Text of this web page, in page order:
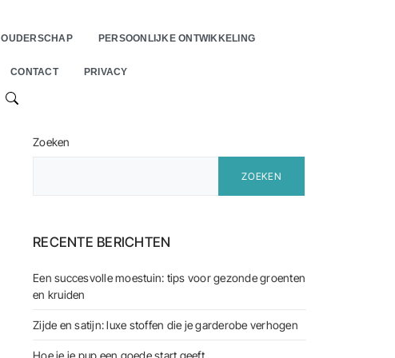
OUDERSCHAP PERSOONLIJKE ONTWIKKELING
CONTACT PRIVACY
SEARCH
Zoeken
ZOEKEN
RECENTE BERICHTEN
Een succesvolle moestuin: tips voor gezonde groenten
en kruiden
Zijde en satijn: luxe stoffen die je garderobe verhogen
Hoe je je pup een goede start geeft